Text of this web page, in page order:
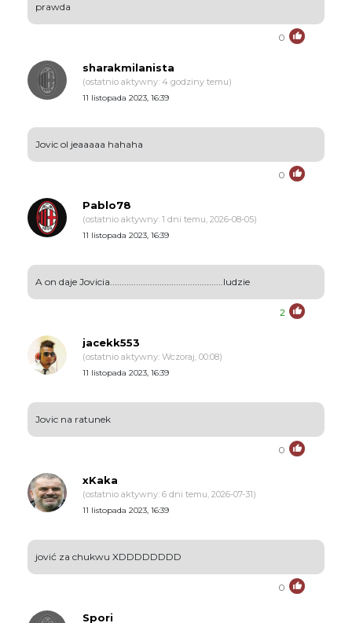
prawda
0
sharakmilanista
(ostatnio aktywny: 4 godziny temu)
11 listopada 2023, 16:39
Jovic ol jeaaaaa hahaha
0
Pablo78
(ostatnio aktywny: 1 dni temu, 2026-08-05)
11 listopada 2023, 16:39
A on daje Jovicia................................................ludzie
2
jacekk553
(ostatnio aktywny: Wczoraj, 00:08)
11 listopada 2023, 16:39
Jovic na ratunek
0
xKaka
(ostatnio aktywny: 6 dni temu, 2026-07-31)
11 listopada 2023, 16:39
jović za chukwu XDDDDDDDD
0
Spori